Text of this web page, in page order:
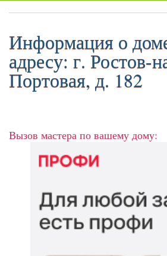
Главное меню
Информация о
адресу: г. Ростов-
Портовая, д. 182
Вызов мастера по вашему дому: